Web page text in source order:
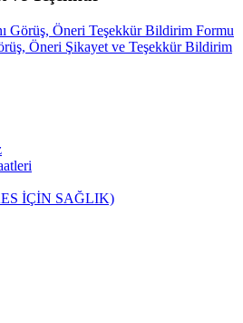
Görüş, Öneri Teşekkür Bildirim Formu
Öneri Şikayet ve Teşekkür Bildirim
İÇİN SAĞLIK)